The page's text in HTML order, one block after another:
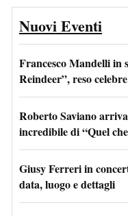
Nuovi Eventi
Francesco Mandelli in
Reindeer”, reso
Roberto Saviano
incredibile di “Quel
Giusy Ferreri in
data, luogo e dettagli